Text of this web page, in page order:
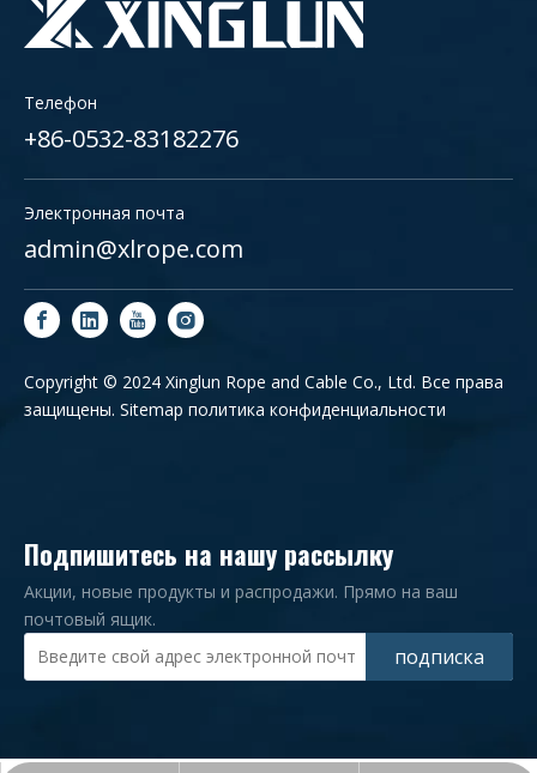
Телефон
+86-0532-83182276
Электронная почта
admin@xlrope.com
Copyright © 2024 Xinglun Rope and Cable Co., Ltd. Все права
защищены. Sitemap политика конфиденциальности
Подпишитесь на нашу рассылку
Акции, новые продукты и распродажи. Прямо на ваш
почтовый ящик.
подписка